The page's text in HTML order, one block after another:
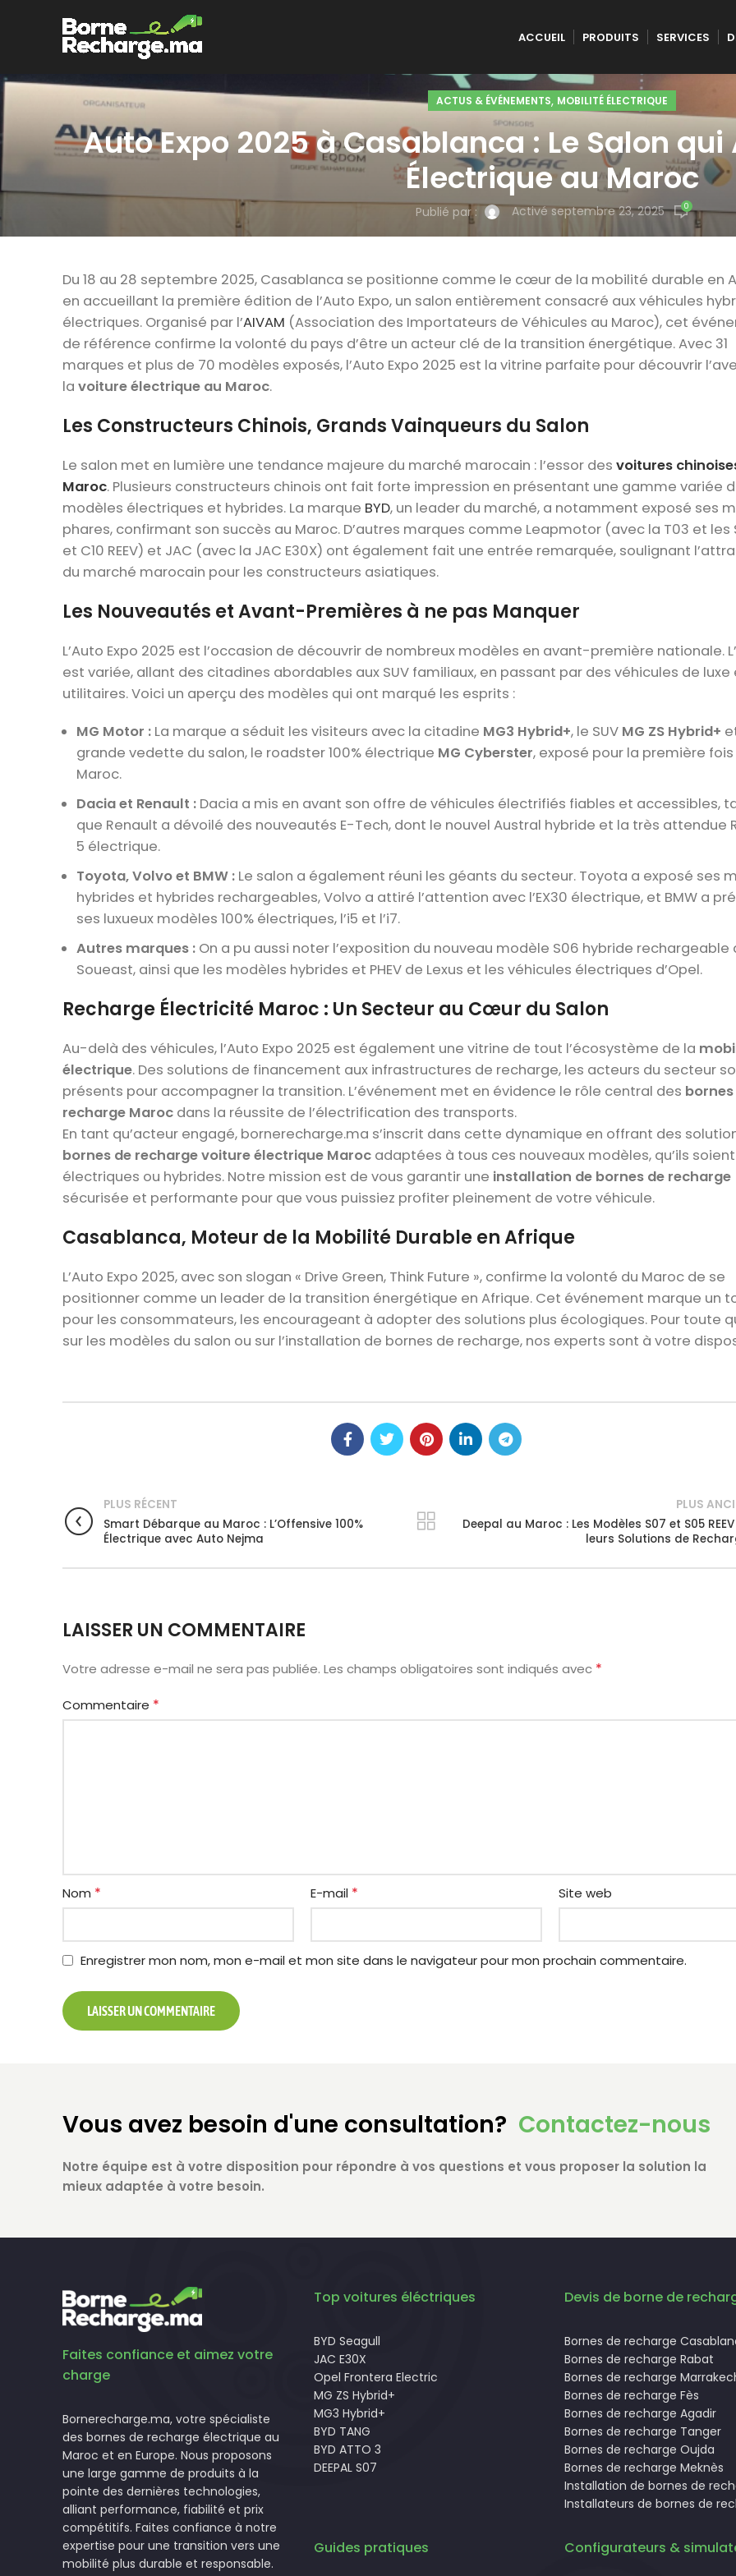
ACCUEIL PRODUITS SERVICES
ACTUS & ÉVÉNEMENTS, MOBILITÉ ÉLECTRIQUE
Auto Expo 2025 à Casablanca : Le Salon
Électrique au Maroc
Publié par : Activé septembre 23, 2025 0
Du 18 au 28 septembre 2025, Casablanca se positionne comme le cœur de la mobilité durable en
en accueillant la première édition de l’Auto Expo, un salon entièrement consacré aux véhicules
électriques. Organisé par l’AIVAM (Association des Importateurs de Véhicules au Maroc), cet
de référence confirme la volonté du pays d’être un acteur clé de la transition énergétique. Avec 31
marques et plus de 70 modèles exposés, l’Auto Expo 2025 est la vitrine parfaite pour découvrir
la voiture électrique au Maroc.
Les Constructeurs Chinois, Grands Vainqueurs du Salon
Le salon met en lumière une tendance majeure du marché marocain : l’essor des voitures
Maroc. Plusieurs constructeurs chinois ont fait forte impression en présentant une gamme variée
modèles électriques et hybrides. La marque BYD, un leader du marché, a notamment exposé ses
phares, confirmant son succès au Maroc. D’autres marques comme Leapmotor (avec la T03 et les
et C10 REEV) et JAC (avec la JAC E30X) ont également fait une entrée remarquée, soulignant
du marché marocain pour les constructeurs asiatiques.
Les Nouveautés et Avant-Premières à ne pas Manquer
L’Auto Expo 2025 est l’occasion de découvrir de nombreux modèles en avant-première nationale.
est variée, allant des citadines abordables aux SUV familiaux, en passant par des véhicules de luxe
utilitaires. Voici un aperçu des modèles qui ont marqué les esprits :
MG Motor : La marque a séduit les visiteurs avec la citadine MG3 Hybrid+, le SUV MG ZS Hybrid+
grande vedette du salon, le roadster 100% électrique MG Cyberster, exposé pour la première fois
Maroc.
Dacia et Renault : Dacia a mis en avant son offre de véhicules électrifiés fiables et accessibles,
que Renault a dévoilé des nouveautés E-Tech, dont le nouvel Austral hybride et la très attendue
5 électrique.
Toyota, Volvo et BMW : Le salon a également réuni les géants du secteur. Toyota a exposé ses
hybrides et hybrides rechargeables, Volvo a attiré l’attention avec l’EX30 électrique, et BMW a
ses luxueux modèles 100% électriques, l’i5 et l’i7.
Autres marques : On a pu aussi noter l’exposition du nouveau modèle S06 hybride rechargeable
Soueast, ainsi que les modèles hybrides et PHEV de Lexus et les véhicules électriques d’Opel.
Recharge Électricité Maroc : Un Secteur au Cœur du Salon
Au-delà des véhicules, l’Auto Expo 2025 est également une vitrine de tout l’écosystème de la
électrique. Des solutions de financement aux infrastructures de recharge, les acteurs du secteur
présents pour accompagner la transition. L’événement met en évidence le rôle central des
recharge Maroc dans la réussite de l’électrification des transports.
En tant qu’acteur engagé, bornerecharge.ma s’inscrit dans cette dynamique en offrant des
bornes de recharge voiture électrique Maroc adaptées à tous ces nouveaux modèles, qu’ils soient
électriques ou hybrides. Notre mission est de vous garantir une installation de bornes de recharge
sécurisée et performante pour que vous puissiez profiter pleinement de votre véhicule.
Casablanca, Moteur de la Mobilité Durable en Afrique
L’Auto Expo 2025, avec son slogan « Drive Green, Think Future », confirme la volonté du Maroc de se
positionner comme un leader de la transition énergétique en Afrique. Cet événement marque un
pour les consommateurs, les encourageant à adopter des solutions plus écologiques. Pour toute
sur les modèles du salon ou sur l’installation de bornes de recharge, nos experts sont à votre
PLUS RÉCENT
Smart Débarque au Maroc : L’Offensive 100%
Électrique avec Auto Nejma
PLUS
Deepal au Maroc : Les Modèles S07 et S05
leurs Solutions de
LAISSER UN COMMENTAIRE
Votre adresse e-mail ne sera pas publiée. Les champs obligatoires sont indiqués avec *
Commentaire *
Nom * E-mail * Site web
Enregistrer mon nom, mon e-mail et mon site dans le navigateur pour mon prochain commentaire.
Vous avez besoin d'une consultation? Contactez-nous
Notre équipe est à votre disposition pour répondre à vos questions et vous proposer la solution la
mieux adaptée à votre besoin.
Faites confiance et aimez votre
charge
Bornerecharge.ma, votre spécialiste
des bornes de recharge électrique au
Maroc et en Europe. Nous proposons
une large gamme de produits à la
pointe des dernières technologies,
alliant performance, fiabilité et prix
compétitifs. Faites confiance à notre
expertise pour une transition vers une
mobilité plus durable et responsable.
Top voitures éléctriques
BYD Seagull
JAC E30X
Opel Frontera Electric
MG ZS Hybrid+
MG3 Hybrid+
BYD TANG
BYD ATTO 3
DEEPAL S07
Devis de borne de
Bornes de recharge
Bornes de recharge Rabat
Bornes de recharge
Bornes de recharge Fès
Bornes de recharge Agadir
Bornes de recharge Tanger
Bornes de recharge Oujda
Bornes de recharge Meknès
Installation de bornes de
Installateurs de bornes de
Guides pratiques Configurateurs &